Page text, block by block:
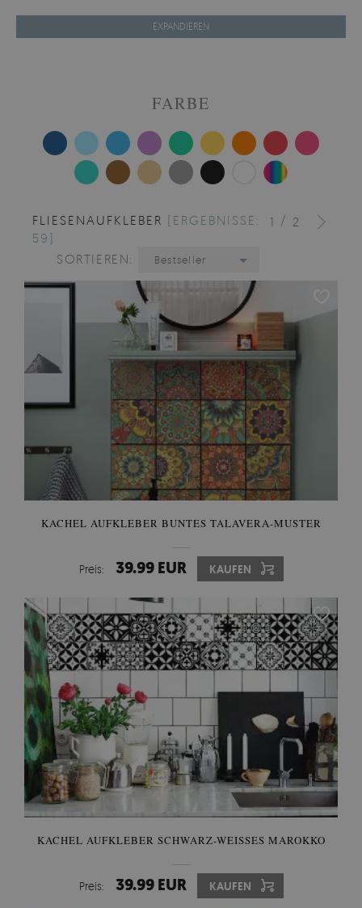
EXPANDIEREN
FARBE
1 / 2
FLIESENAUFKLEBER [ERGEBNISSE:
59]
SORTIEREN:
Bestseller
KACHEL AUFKLEBER BUNTES TALAVERA-MUSTER
Preis: 39.99 EUR KAUFEN
KACHEL AUFKLEBER SCHWARZ-WEISSES MAROKKO
Preis: 39.99 EUR KAUFEN